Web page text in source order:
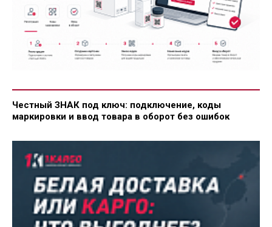
Честный ЗНАК под ключ: подключение, коды
маркировки и ввод товара в оборот без ошибок